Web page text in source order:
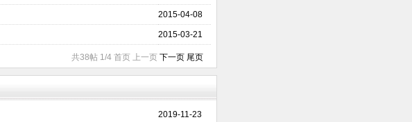
2015-04-08
2015-03-21
共38帖 1/4 首页 上一页 下一页 尾页
2019-11-23